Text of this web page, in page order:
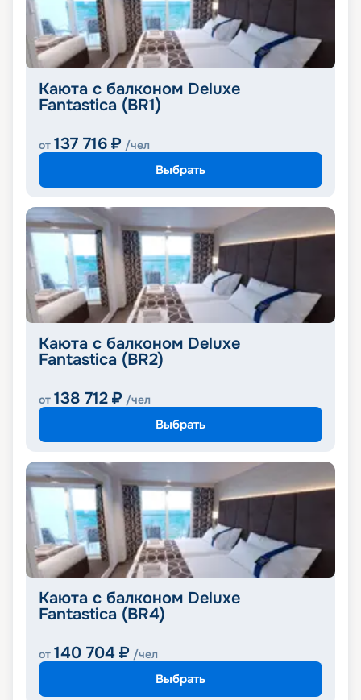
Каюта с балконом Deluxe
Fantastica (BR1)
от 137 716 ₽ /чел
Выбрать
Каюта с балконом Deluxe
Fantastica (BR2)
от 138 712 ₽ /чел
Выбрать
Каюта с балконом Deluxe
Fantastica (BR4)
от 140 704 ₽ /чел
Выбрать